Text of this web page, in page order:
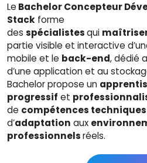
Le Bachelor Concepteur
Stack forme
des spécialistesqui
partie visible et interactive
mobile et le back-end, dédié
d’une application et au
Bachelor propose un
progressif et
de compétences techniques
d’adaptation aux
professionnelsréels.